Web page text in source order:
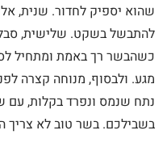
שהוא יספיק לחדור. שנית, אל
להתבשל בשקט. שלישית,
כשהבשר רך באמת ומתחיל
מגע. ולבסוף, מנוחה קצרה
נתח שנמס ונפרד בקלות,
בשבילכם. בשר טוב לא צריך